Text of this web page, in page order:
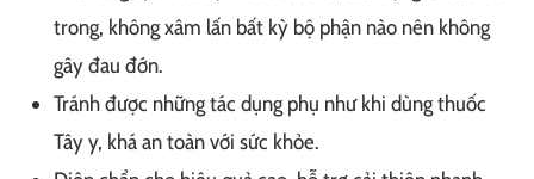
trong, không xâm lấn bất kỳ bộ phận nào nên không
gây đau đớn.
Tránh được những tác dụng phụ như khi dùng thuốc
Tây y, khá an toàn với sức khỏe.